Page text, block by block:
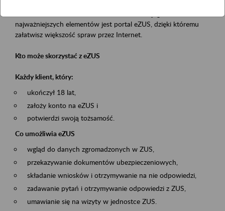
najważniejszych elementów jest portal eZUS, dzięki któremu
załatwisz większość spraw przez Internet.
Kto może skorzystać z eZUS
Każdy klient, który:
ukończył 18 lat,
założy konto na eZUS i
potwierdzi swoją tożsamość.
Co umożliwia eZUS
wgląd do danych zgromadzonych w ZUS,
przekazywanie dokumentów ubezpieczeniowych,
składanie wniosków i otrzymywanie na nie odpowiedzi,
zadawanie pytań i otrzymywanie odpowiedzi z ZUS,
umawianie się na wizyty w jednostce ZUS.